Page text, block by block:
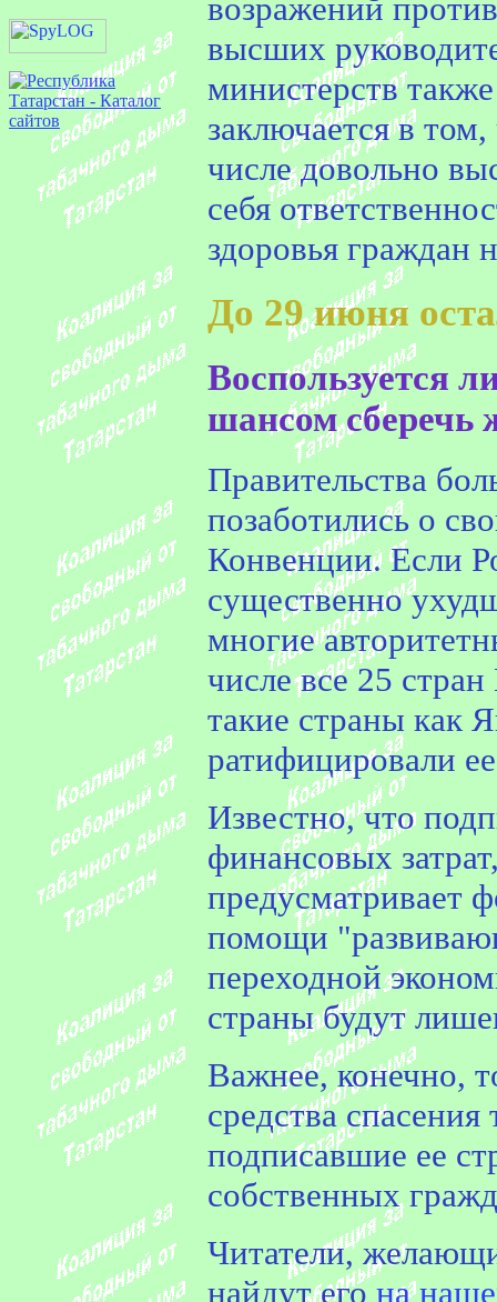
возражений
высших
министерств
заключается в
числе довольно
себя
здоровья
До 29 июня
Воспользуется
шансом сберечь
Правительства
позаботились о
Конвенции. Если
существенно
многие
числе все 25
такие страны как
ратифицировали
Известно, что
финансовых
предусматривает
помощи
переходной
страны будут
Важнее, конечно,
средства
подписавшие ее
собственных
Читатели,
найдут его на